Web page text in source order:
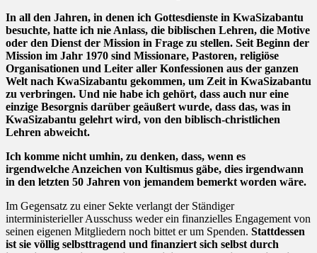
In all den Jahren, in denen ich Gottesdienste in KwaSizabantu
besuchte, hatte ich nie Anlass, die biblischen Lehren, die Motive
oder den Dienst der Mission in Frage zu stellen. Seit Beginn der
Mission im Jahr 1970 sind Missionare, Pastoren, religiöse
Organisationen und Leiter aller Konfessionen aus der ganzen
Welt nach KwaSizabantu gekommen, um Zeit in KwaSizabantu
zu verbringen. Und nie habe ich gehört, dass auch nur eine
einzige Besorgnis darüber geäußert wurde, dass das, was in
KwaSizabantu gelehrt wird, von den biblisch-christlichen
Lehren abweicht.
Ich komme nicht umhin, zu denken, dass, wenn es
irgendwelche Anzeichen von Kultismus gäbe, dies irgendwann
in den letzten 50 Jahren von jemandem bemerkt worden wäre.
Im Gegensatz zu einer Sekte verlangt der Ständiger
interministerieller Ausschuss weder ein finanzielles Engagement von
seinen eigenen Mitgliedern noch bittet er um Spenden. Stattdessen
ist sie völlig selbsttragend und finanziert sich selbst durch